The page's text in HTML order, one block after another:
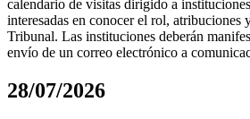
calendario de visitas dirigido a
interesadas en conocer el rol, atribuciones
Tribunal. Las instituciones deberán
envío de un correo electrónico a
28/07/2026